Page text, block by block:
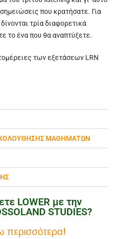
που κρατήσατε. Για
τρία διαφορετικά
το ένα που θα αναπτύξετε.
των εξετάσεων LRN
ΜΑΘΗΜΑΤΩΝ
LOWER με την
STUDIES?